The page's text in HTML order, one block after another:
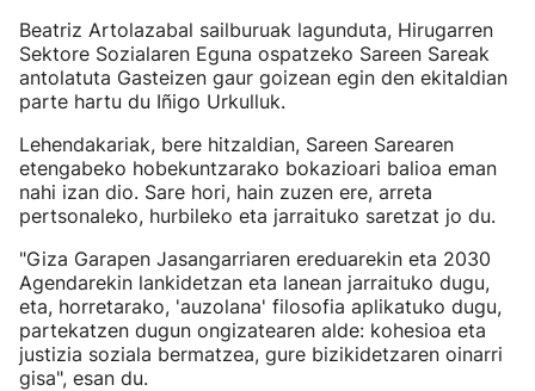
Beatriz Artolazabal sailburuak lagunduta, Hirugarren
Sektore Sozialaren Eguna ospatzeko Sareen Sareak
antolatuta Gasteizen gaur goizean egin den ekitaldian
parte hartu du Iñigo Urkulluk.
Lehendakariak, bere hitzaldian, Sareen Sarearen
etengabeko hobekuntzarako bokazioari balioa eman
nahi izan dio. Sare hori, hain zuzen ere, arreta
pertsonaleko, hurbileko eta jarraituko saretzat jo du.
"Giza Garapen Jasangarriaren ereduarekin eta 2030
Agendarekin lankidetzan eta lanean jarraituko dugu,
eta, horretarako, 'auzolana' filosofia aplikatuko dugu,
partekatzen dugun ongizatearen alde: kohesioa eta
justizia soziala bermatzea, gure bizikidetzaren oinarri
gisa", esan du.